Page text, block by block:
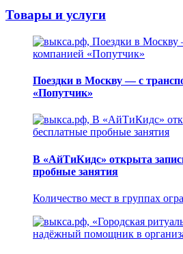
Товары и услуги
Поездки в Москву — с
«Попутчик»
В «АйТиКидс» открыта
пробные занятия
Количество мест в группах